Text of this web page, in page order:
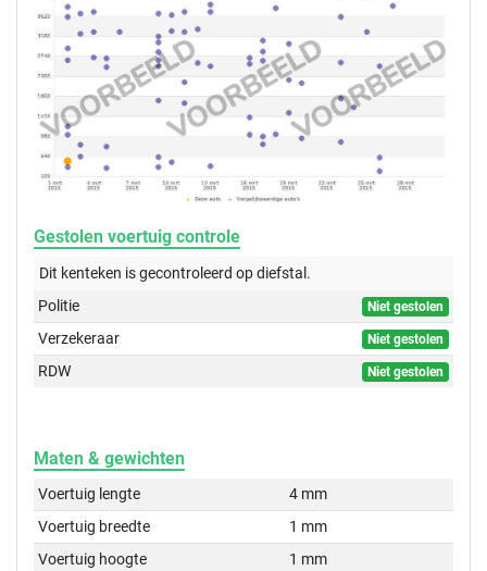
Gestolen voertuig controle
Dit kenteken is gecontroleerd opdiefstal.
Politie
Niet gestolen
Verzekeraar Niet gestolen
RDW Niet gestolen
Maten & gewichten
Voertuig lengte
4 mm
Voertuig breedte
1 mm
Voertuig hoogte
1 mm